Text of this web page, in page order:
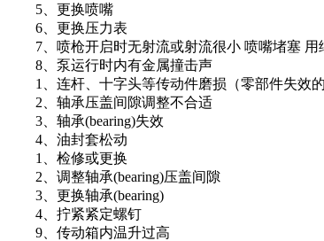
5、更换喷嘴
6、更换压力表
7、喷枪开启时无射流或射流很小 喷嘴堵塞 用
8、泵运行时内有金属撞击声
1、连杆、十字头等传动件磨损（零部件失效
2、轴承压盖间隙调整不合适
3、轴承(bearing)失效
4、油封套松动
1、检修或更换
2、调整轴承(bearing)压盖间隙
3、更换轴承(bearing)
4、拧紧紧定螺钉
9、传动箱内温升过高